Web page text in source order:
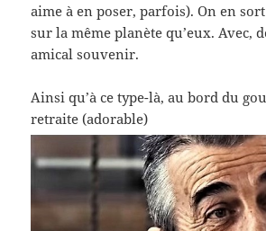
aime à en poser, parfois). On en
sur la même planète qu’eux. Avec,
amical souvenir.
Ainsi qu’à ce type-là, au bord du
retraite (adorable)